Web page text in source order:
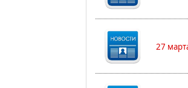
27